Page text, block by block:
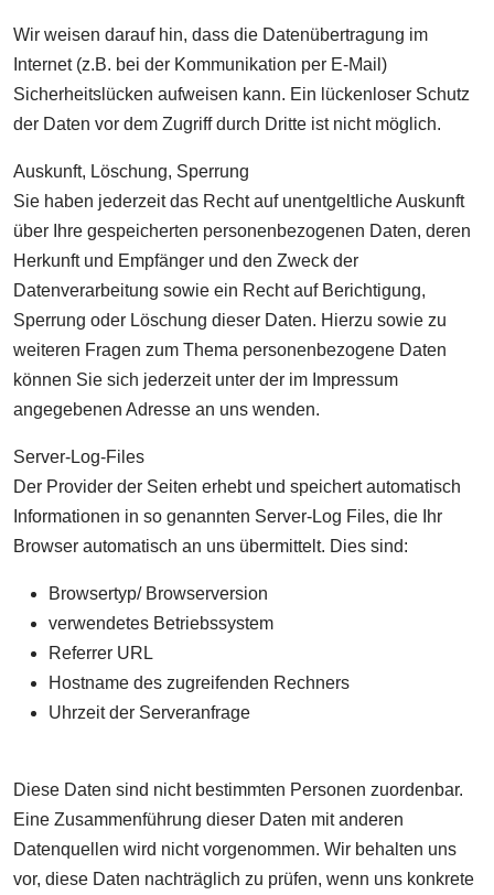
Wir weisen darauf hin, dass die Datenübertragung im
Internet (z.B. bei der Kommunikation per E-Mail)
Sicherheitslücken aufweisen kann. Ein lückenloser Schutz
der Daten vor dem Zugriff durch Dritte ist nicht möglich.
Auskunft, Löschung, Sperrung
Sie haben jederzeit das Recht auf unentgeltliche Auskunft
über Ihre gespeicherten personenbezogenen Daten, deren
Herkunft und Empfänger und den Zweck der
Datenverarbeitung sowie ein Recht auf Berichtigung,
Sperrung oder Löschung dieser Daten. Hierzu sowie zu
weiteren Fragen zum Thema personenbezogene Daten
können Sie sich jederzeit unter der im Impressum
angegebenen Adresse an uns wenden.
Server-Log-Files
Der Provider der Seiten erhebt und speichert automatisch
Informationen in so genannten Server-Log Files, die Ihr
Browser automatisch an uns übermittelt. Dies sind:
Browsertyp/ Browserversion
verwendetes Betriebssystem
Referrer URL
Hostname des zugreifenden Rechners
Uhrzeit der Serveranfrage
Diese Daten sind nicht bestimmten Personen zuordenbar.
Eine Zusammenführung dieser Daten mit anderen
Datenquellen wird nicht vorgenommen. Wir behalten uns
vor, diese Daten nachträglich zu prüfen, wenn uns konkrete